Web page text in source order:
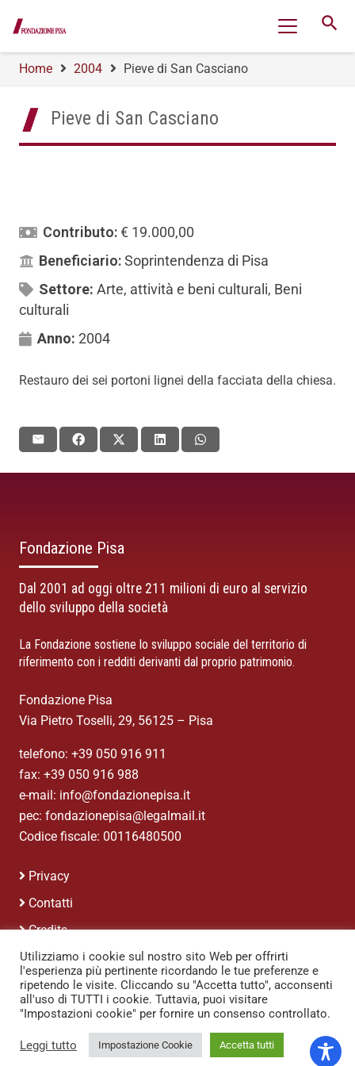
search
Home 2004 Pieve di San Casciano
Pieve di San Casciano
Contributo:€ 19.000,00
Beneficiario:Soprintendenza di Pisa
Settore: Arte, attività e beni culturali, Beni
culturali
Anno: 2004
Restauro dei sei portoni lignei della facciata della chiesa.
Fondazione Pisa
Dal 2001 ad oggi oltre 211 milioni di euro al servizio
dello sviluppo della società
La Fondazione sostiene lo sviluppo sociale del territorio di
riferimento con i redditi derivanti dal proprio patrimonio.
Fondazione Pisa
Via Pietro Toselli, 29, 56125 – Pisa
telefono: +39 050 916 911
fax: +39 050 916 988
e-mail: info@fondazionepisa.it
pec: fondazionepisa@legalmail.it
Codice fiscale: 00116480500
Privacy
Contatti
Credits
Utilizziamo i cookie sul nostro sito Web per offrirti
l'esperienza più pertinente ricordando le tue preferenze e
ripetendo le visite. Cliccando su "Accetta tutto", acconsenti
all'uso di TUTTI i cookie. Tuttavia, puoi visitare
"Impostazioni cookie" per fornire un consenso controllato.
Leggi tutto Impostazione Cookie Accetta tutti